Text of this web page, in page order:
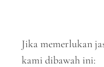
Jika memerlukan
kami dibawah ini: